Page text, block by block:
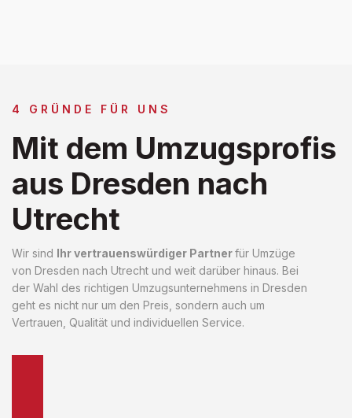
4 GRÜNDE FÜR UNS
Mit dem Umzugsprofis
aus Dresden nach
Utrecht
Wir sind Ihr vertrauenswürdiger Partnerfür Umzüge
von Dresden nach Utrecht und weit darüber hinaus. Bei
der Wahl des richtigen Umzugsunternehmens in Dresden
geht es nicht nur um den Preis, sondern auch um
Vertrauen, Qualität und individuellen Service.